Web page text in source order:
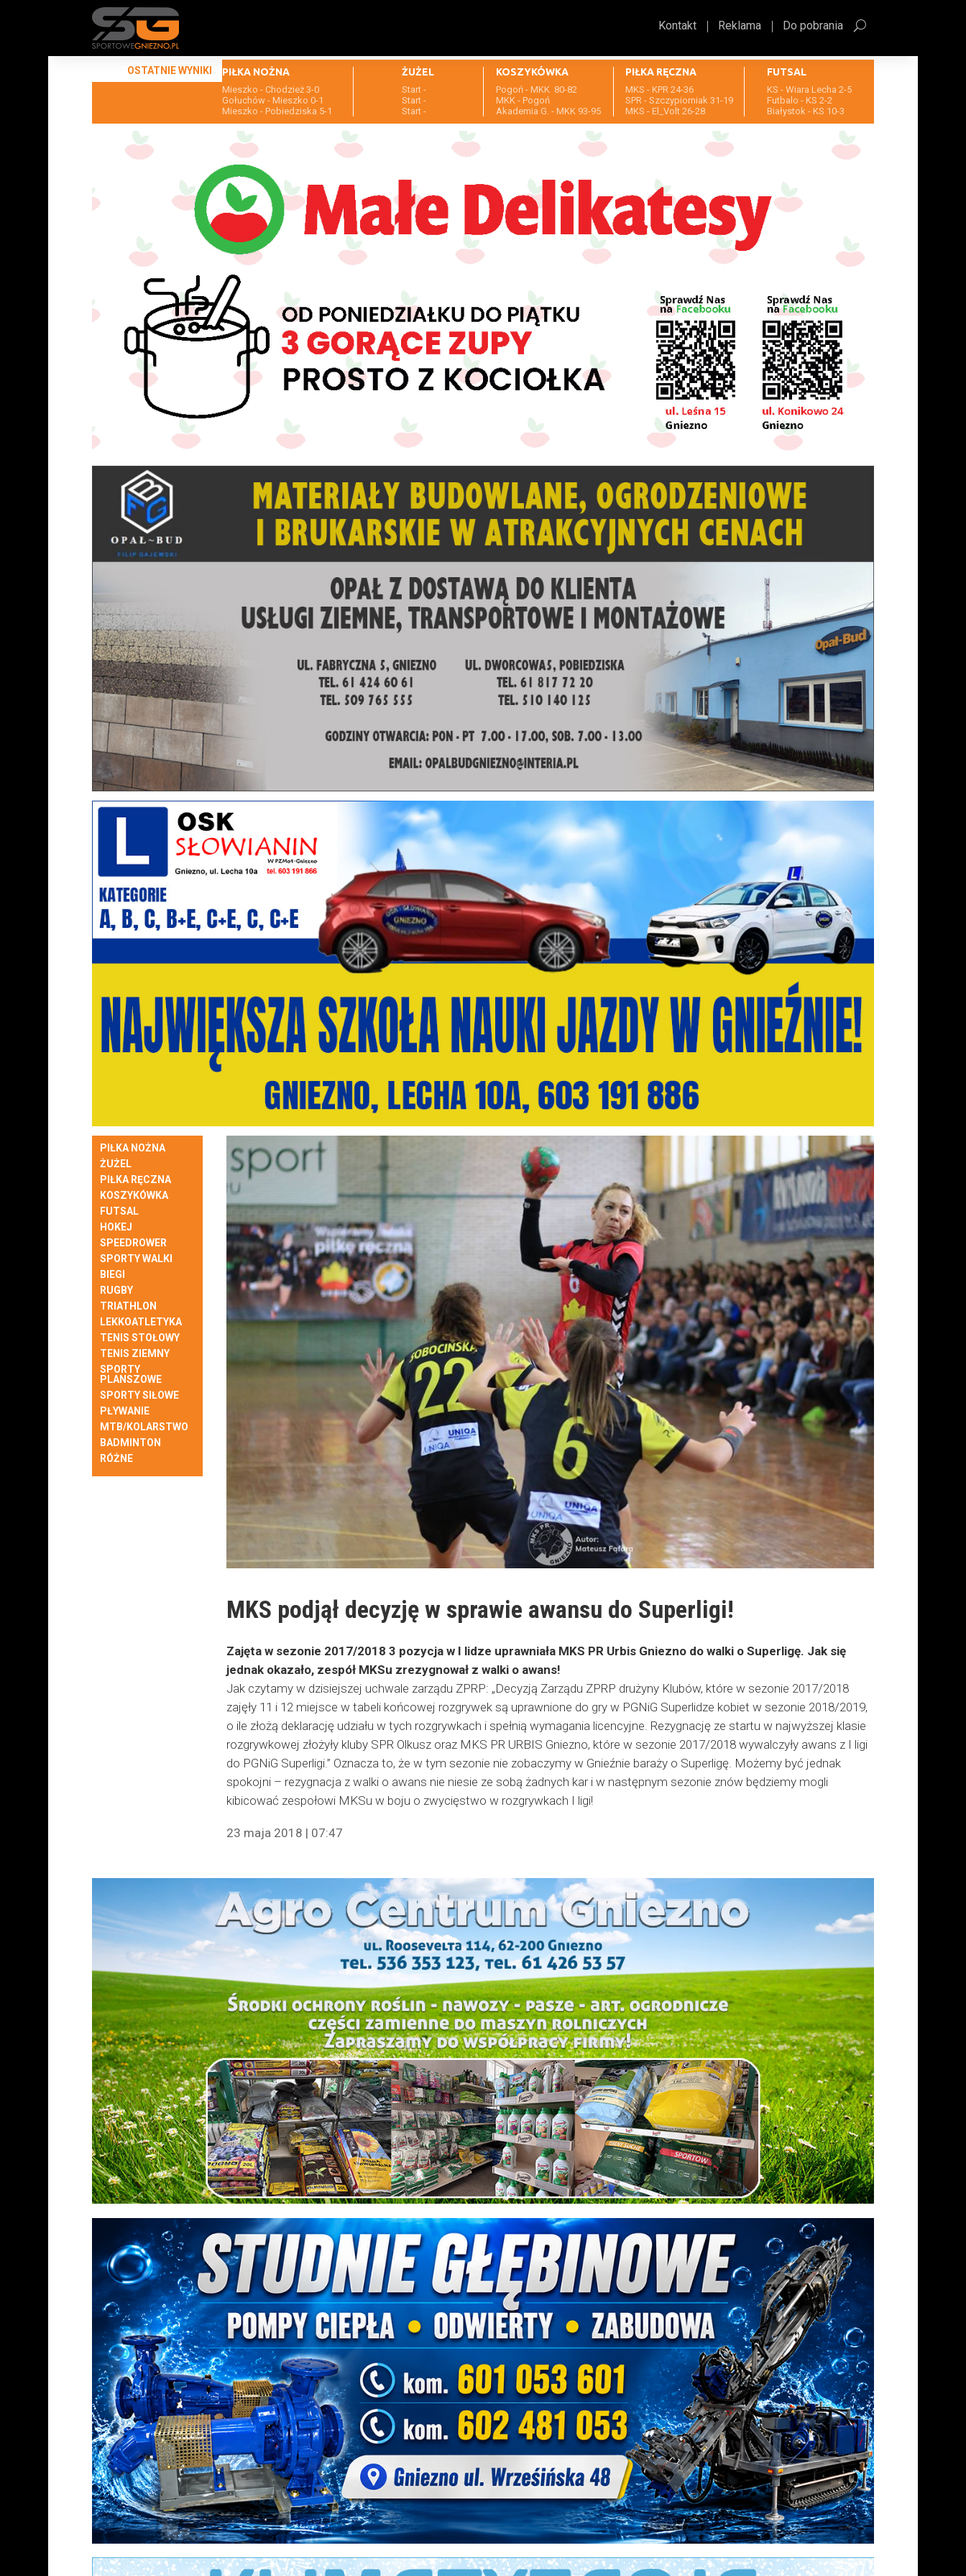
Kontakt Reklama Do pobrania
OSTATNIE WYNIKI PIŁKA NOŻNA
Mieszko - Chodzież 3-0
Gołuchów - Mieszko 0-1
Mieszko - Pobiedziska 5-1
ŻUŻEL
Start -
Start -
Start -
KOSZYKÓWKA
Pogoń - MKK 80-82
MKK - Pogoń
Akademia G. - MKK 93-95
PIŁKA RĘCZNA
MKS - KPR 24-36
SPR - Szczypiorniak 31-19
MKS - El_Volt 26-28
FUTSAL
KS - Wiara Lecha 2-5
Futbalo - KS 2-2
Białystok - KS 10-3
PIŁKA NOŻNA
ŻUŻEL
PIŁKA RĘCZNA
KOSZYKÓWKA
FUTSAL
HOKEJ
SPEEDROWER
SPORTY WALKI
BIEGI
RUGBY
TRIATHLON
LEKKOATLETYKA
TENIS STOŁOWY
TENIS ZIEMNY
SPORTY
PLANSZOWE
SPORTY SIŁOWE
PŁYWANIE
MTB/KOLARSTWO
BADMINTON
RÓŻNE
MKS podjął decyzję w sprawie awansu do Superligi!
Zajęta w sezonie 2017/2018 3 pozycja w I lidze uprawniała MKS PR Urbis Gniezno do walki o Superligę. Jak się
jednak okazało, zespół MKSu zrezygnował z walki o awans!
Jak czytamy w dzisiejszej uchwale zarządu ZPRP: „Decyzją Zarządu ZPRP drużyny Klubów, które w sezonie 2017/2018
zajęły 11 i 12 miejsce w tabeli końcowej rozgrywek są uprawnione do gry w PGNiG Superlidze kobiet w sezonie 2018/2019,
o ile złożą deklarację udziału w tych rozgrywkach i spełnią wymagania licencyjne. Rezygnację ze startu w najwyższej klasie
rozgrywkowej złożyły kluby SPR Olkusz oraz MKS PR URBIS Gniezno, które w sezonie 2017/2018 wywalczyły awans z I ligi
do PGNiG Superligi.” Oznacza to, że w tym sezonie nie zobaczymy w Gnieźnie baraży o Superligę. Możemy być jednak
spokojni – rezygnacja z walki o awans nie niesie ze sobą żadnych kar i w następnym sezonie znów będziemy mogli
kibicować zespołowi MKSu w boju o zwycięstwo w rozgrywkach I ligi!
23 maja 2018 | 07:47